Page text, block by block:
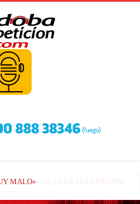
A VIÑALES EN SILVERSTONE